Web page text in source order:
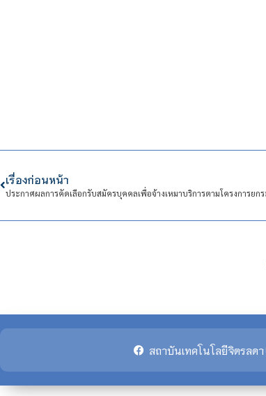
เรื่องก่อนหน้า
สถาบันเทคโนโลยีจิตรลดา